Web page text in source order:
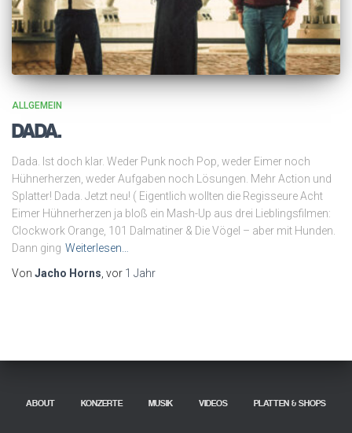
ALLGEMEIN
DADA.
Dada. Ist doch klar. Weder Punk noch Pop, weder Eimer noch
Hühnerherzen, weder Aufgaben noch Lösungen. Mehr Action und
Splatter! Dada. Jetzt neu! ( Eigentlich wollten die Regisseure Acht
Eimer Hühnerherzen ja bloß ein Mash-Up aus drei Lieblingsfilmen:
Clockwork Orange, 101 Dalmatiner & Die Vögel – aber mit Hunden.
Dann ging Weiterlesen…
Von Jacho Horns , vor 1 Jahr
ABOUT KONZERTE MUSIK VIDEOS PLATTEN & SHOPS